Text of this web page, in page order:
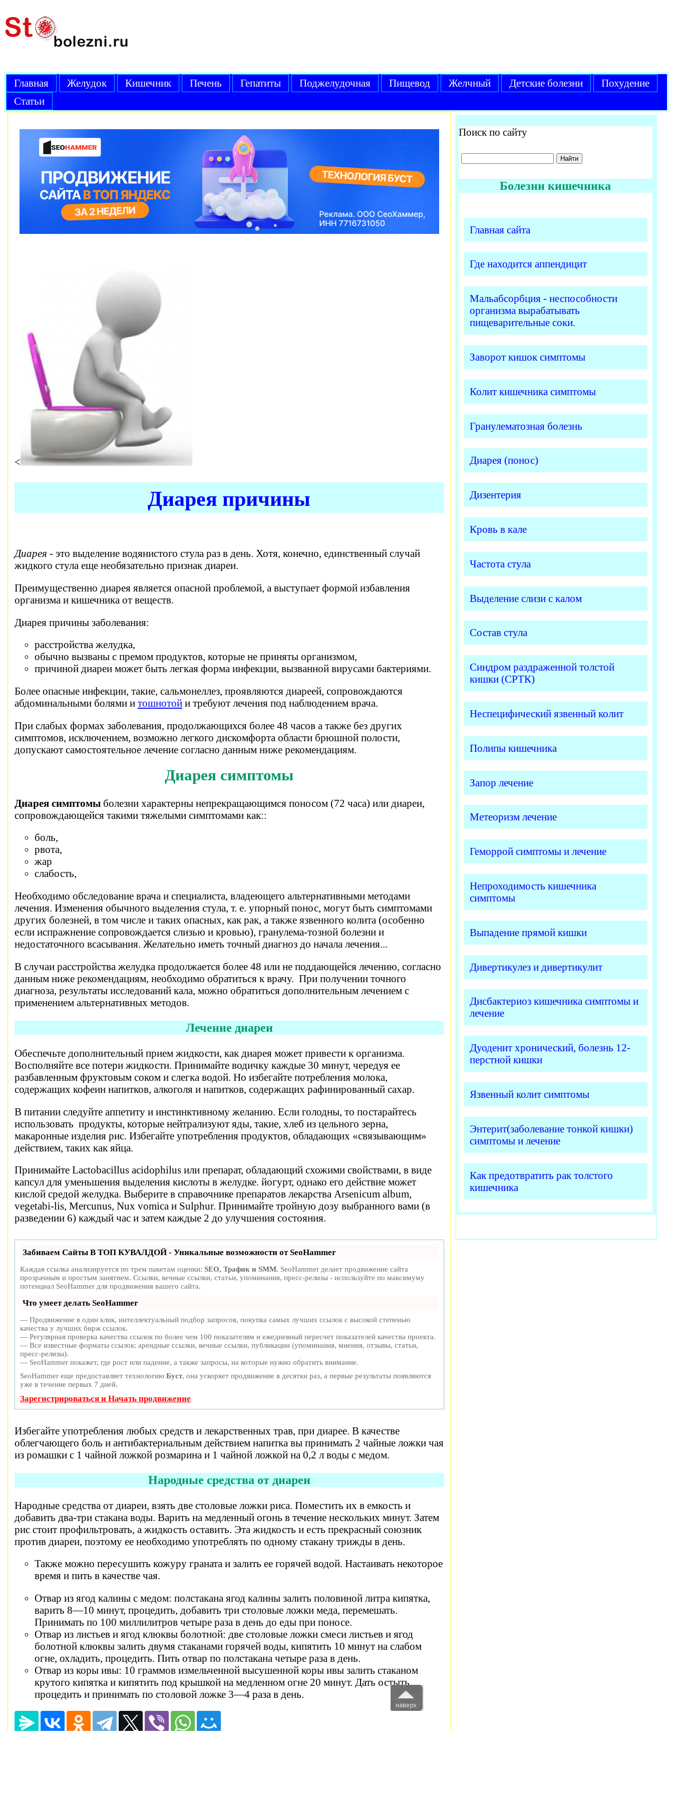
Главная Желудок Кишечник Печень Гепатиты Поджелудочная Пищевод Желчный Детские болезни
Похудение
Статьи
<
Диарея причины
Диарея - это выделение водянистого стула раз в день. Хотя, конечно, единственный случай
жидкого стула еще необязательно признак диареи.
Преимущественно диарея является опасной проблемой, а выступает формой избавления
организма и кишечника от веществ.
Диарея причины заболевания:
расстройства желудка,
обычно вызваны с премом продуктов, которые не приняты организмом,
причиной диареи может быть легкая форма инфекции, вызванной вирусами бактериями.
Более опасные инфекции, такие, сальмонеллез, проявляются диареей, сопровождаются
абдоминальными болями и тошнотойи требуют лечения под наблюдением врача.
При слабых формах заболевания, продолжающихся более 48 часов а также без других
симптомов, исключением, возможно легкого дискомфорта области брюшной полости,
допускают самостоятельное лечение согласно данным ниже рекомендациям.
Диарея симптомы
Диарея симптомы болезни характерны непрекращающимся поносом (72 часа) или диареи,
сопровождающейся такими тяжелыми симптомами как::
боль,
рвота,
жар
слабость,
Необходимо обследование врача и специалиста, владеющего альтернативными методами
лечения. Изменения обычного выделения стула, т. е. упорный понос, могут быть симптомами
других болезней, в том числе и таких опасных, как рак, а также язвенного колита (особенно
если испражнение сопровождается слизью и кровью), гранулема-тозной болезни и
недостаточного всасывания. Желательно иметь точный диагноз до начала лечения...
В случаи расстройства желудка продолжается более 48 или не поддающейся лечению, согласно
данным ниже рекомендациям, необходимо обратиться к врачу. При получении точного
диагноза, результаты исследований кала, можно обратиться дополнительным лечением с
применением альтернативных методов.
Лечение диареи
Обеспечьте дополнительный прием жидкости, как диарея может привести к организма.
Восполняйте все потери жидкости. Принимайте водичку каждые 30 минут, чередуя ее
разбавленным фруктовым соком и слегка водой. Но избегайте потребления молока,
содержащих кофеин напитков, алкоголя и напитков, содержащих рафинированный сахар.
В питании следуйте аппетиту и инстинктивному желанию. Если голодны, то постарайтесь
использовать продукты, которые нейтрализуют яды, такие, хлеб из цельного зерна,
макаронные изделия рис. Избегайте употребления продуктов, обладающих «связывающим»
действием, таких как яйца.
Принимайте Lactobacillus acidophilus или препарат, обладающий схожими свойствами, в виде
капсул для уменьшения выделения кислоты в желудке. йогурт, однако его действие может
кислой средой желудка. Выберите в справочнике препаратов лекарства Arsenicum album,
vegetabi-lis, Mercunus, Nux vomica и Sulphur. Принимайте тройную дозу выбранного вами (в
разведении 6) каждый час и затем каждые 2 до улучшения состояния.
Забиваем Сайты В ТОП КУВАЛДОЙ - Уникальные возможности от SeoHammer
Каждая ссылка анализируется по трем пакетам оценки: SEO, Трафик и SMM. SeoHammer делает продвижение сайта
прозрачным и простым занятием. Ссылки, вечные ссылки, статьи, упоминания, пресс-релизы - используйте по максимуму
потенциал SeoHammer для продвижения вашего сайта.
Что умеет делать SeoHammer
— Продвижение в один клик, интеллектуальный подбор запросов, покупка самых лучших ссылок с высокой степенью
качества у лучших бирж ссылок.
— Регулярная проверка качества ссылок по более чем 100 показателям и ежедневный пересчет показателей качества проекта.
— Все известные форматы ссылок: арендные ссылки, вечные ссылки, публикации (упоминания, мнения, отзывы, статьи,
пресс-релизы).
— SeoHammer покажет, где рост или падение, а также запросы, на которые нужно обратить внимание.
SeoHammer еще предоставляет технологию Буст, она ускоряет продвижение в десятки раз, а первые результаты появляются
уже в течение первых 7 дней.
Зарегистрироваться и Начать продвижение
Избегайте употребления любых средств и лекарственных трав, при диарее. В качестве
облегчающего боль и антибактериальным действием напитка вы принимать 2 чайные ложки чая
из ромашки с 1 чайной ложкой розмарина и 1 чайной ложкой на 0,2 л воды с медом.
Народные средства от диареи
Народные средства от диареи, взять две столовые ложки риса. Поместить их в емкость и
добавить два-три стакана воды. Варить на медленный огонь в течение нескольких минут. Затем
рис стоит профильтровать, а жидкость оставить. Эта жидкость и есть прекрасный союзник
против диареи, поэтому ее необходимо употреблять по одному стакану трижды в день.
Также можно пересушить кожуру граната и залить ее горячей водой. Настаивать некоторое
время и пить в качестве чая.
Отвар из ягод калины с медом: полстакана ягод калины залить половиной литра кипятка,
варить 8—10 минут, процедить, добавить три столовые ложки меда, перемешать.
Принимать по 100 миллилитров четыре раза в день до еды при поносе.
Отвар из листьев и ягод клюквы болотной: две столовые ложки смеси листьев и ягод
болотной клюквы залить двумя стаканами горячей воды, кипятить 10 минут на слабом
огне, охладить, процедить. Пить отвар по полстакана четыре раза в день.
Отвар из коры ивы: 10 граммов измельченной высушенной коры ивы залить стаканом
крутого кипятка и кипятить под крышкой на медленном огне 20 минут. Дать остыть,
процедить и принимать по столовой ложке 3—4 раза в день.
Поиск по сайту
Болезни кишечника
Главная сайта
Где находится аппендицит
Мальабсорбция - неспособности
организма вырабатывать
пищеварительные соки.
Заворот кишок симптомы
Колит кишечника симптомы
Гранулематозная болезнь
Диарея (понос)
Дизентерия
Кровь в кале
Частота стула
Выделение слизи с калом
Состав стула
Синдром раздраженной толстой
кишки (СРТК)
Неспецифический язвенный колит
Полипы кишечника
Запор лечение
Метеоризм лечение
Геморрой симптомы и лечение
Непроходимость кишечника
симптомы
Выпадение прямой кишки
Дивертикулез и дивертикулит
Дисбактериоз кишечника симптомы и
лечение
Дуоденит хронический, болезнь 12-
перстной кишки
Язвенный колит симптомы
Энтерит(заболевание тонкой кишки)
симптомы и лечение
Как предотвратить рак толстого
кишечника